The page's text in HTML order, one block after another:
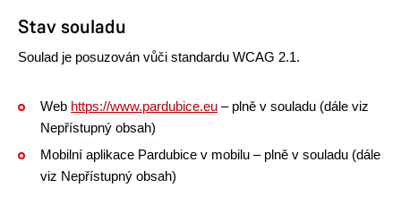
Stav souladu
Soulad je posuzován vůči standardu WCAG 2.1.
Web https://www.pardubice.eu – plně v souladu (dále viz
Nepřístupný obsah)
Mobilní aplikace Pardubice v mobilu – plně v souladu (dále
viz Nepřístupný obsah)